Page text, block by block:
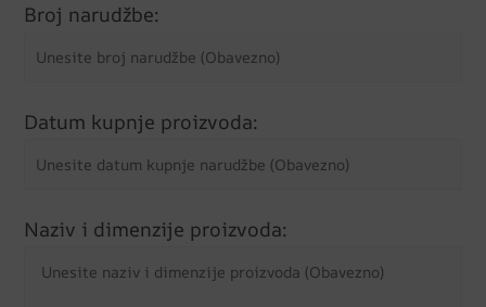
Broj narudžbe:
Datum kupnje proizvoda:
Naziv i dimenzije proizvoda: